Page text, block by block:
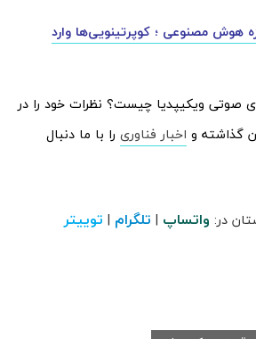
هوش مصنوعی ؛ کوپرتینویی‌ها وارد
صوتی ویکیپدیا چیست؟ نظرات خود را در
گذاشته و اخبار فناوری را با ما دنبال
در: واتساپ | تلگرام | توییتر